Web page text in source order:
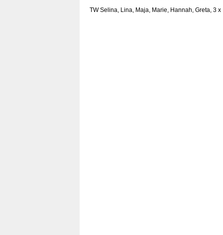
TW Selina, Lina, Maja, Marie, Hannah, Greta, 3